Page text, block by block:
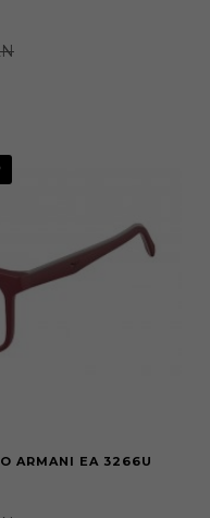
ARMANI EA 3266U